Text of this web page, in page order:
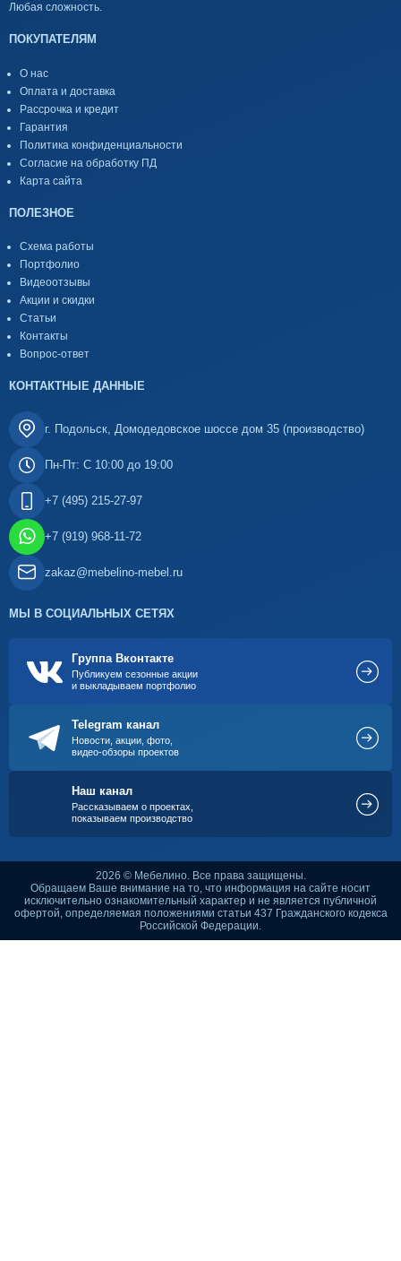
Любая сложность.
ПОКУПАТЕЛЯМ
О нас
Оплата и доставка
Рассрочка и кредит
Гарантия
Политика конфиденциальности
Согласие на обработку ПД
Карта сайта
ПОЛЕЗНОЕ
Схема работы
Портфолио
Видеоотзывы
Акции и скидки
Статьи
Контакты
Вопрос-ответ
КОНТАКТНЫЕ ДАННЫЕ
г. Подольск, Домодедовское шоссе дом 35 (производство)
Пн-Пт: С 10:00 до 19:00
+7 (495) 215-27-97
+7 (919) 968-11-72
zakaz@mebelino-mebel.ru
МЫ В СОЦИАЛЬНЫХ СЕТЯХ
Группа Вконтакте
Публикуем сезонные акции
и выкладываем портфолио
Telegram канал
Новости, акции, фото,
видео-обзоры проектов
Наш канал
Рассказываем о проектах,
показываем производство
2026 © Мебелино. Все права защищены.
Обращаем Ваше внимание на то, что информация на сайте носит
исключительно ознакомительный характер и не является публичной
офертой, определяемая положениями статьи 437 Гражданского кодекса
Российской Федерации.